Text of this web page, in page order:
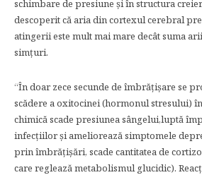
schimbare de presiune și în structura
descoperit că aria din cortexul cerebral
atingerii este mult mai mare decât suma
simțuri.
“În doar zece secunde de îmbrățișare se
scădere a oxitocinei (hormonul stresului)
chimică scade presiunea sângelui,luptă
infecțiilor și ameliorează simptomele
prin îmbrăţişări, scade cantitatea de
care reglează metabolismul glucidic).